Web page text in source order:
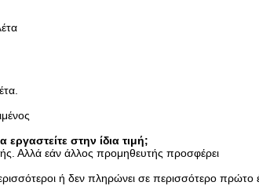
στην ίδια τιμή;
Αλλά εάν άλλος προμηθευτής προσφέρει
ή δεν πληρώνει σε περισσότερο πρώτο